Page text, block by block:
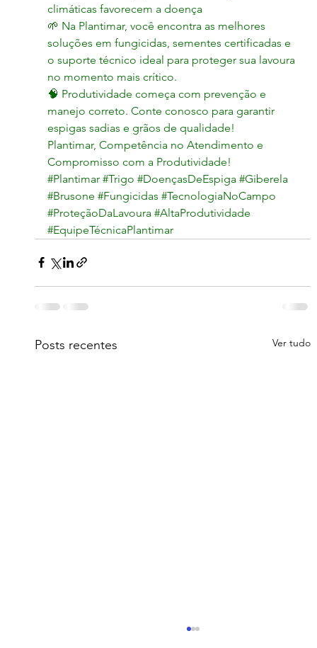
climáticas favorecem a doença
🌱 Na Plantimar, você encontra as melhores
soluções em fungicidas, sementes certificadas e
o suporte técnico ideal para proteger sua lavoura
no momento mais crítico.
🧠 Produtividade começa com prevenção e
manejo correto. Conte conosco para garantir
espigas sadias e grãos de qualidade!
Plantimar, Competência no Atendimento e
Compromisso com a Produtividade!
#Plantimar #Trigo #DoençasDeEspiga #Giberela
#Brusone #Fungicidas #TecnologiaNoCampo
#ProteçãoDaLavoura #AltaProdutividade
#EquipeTécnicaPlantimar
Posts recentes Ver tudo